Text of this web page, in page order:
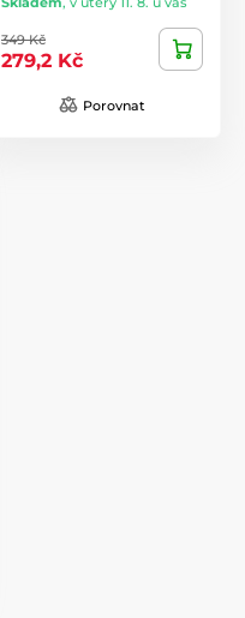
349 Kč
279,2 Kč
Porovnat